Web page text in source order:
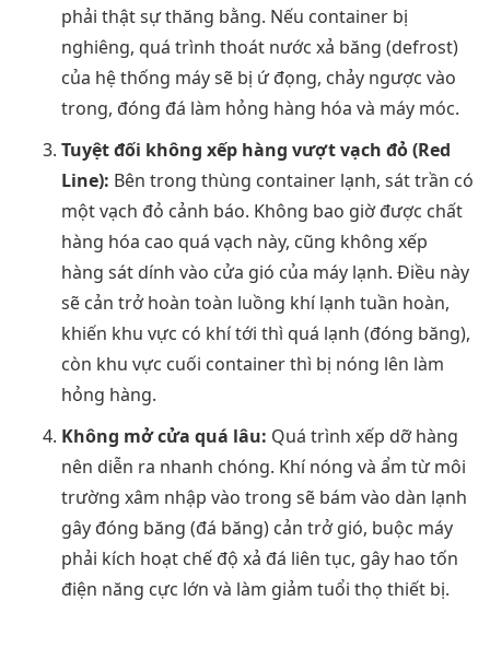
phải thật sự thăng bằng. Nếu container bị
nghiêng, quá trình thoát nước xả băng (defrost)
của hệ thống máy sẽ bị ứ đọng, chảy ngược vào
trong, đóng đá làm hỏng hàng hóa và máy móc.
Tuyệt đối không xếp hàng vượt vạch đỏ (Red
Line): Bên trong thùng container lạnh, sát trần có
một vạch đỏ cảnh báo. Không bao giờ được chất
hàng hóa cao quá vạch này, cũng không xếp
hàng sát dính vào cửa gió của máy lạnh. Điều này
sẽ cản trở hoàn toàn luồng khí lạnh tuần hoàn,
khiến khu vực có khí tới thì quá lạnh (đóng băng),
còn khu vực cuối container thì bị nóng lên làm
hỏng hàng.
Không mở cửa quá lâu: Quá trình xếp dỡ hàng
nên diễn ra nhanh chóng. Khí nóng và ẩm từ môi
trường xâm nhập vào trong sẽ bám vào dàn lạnh
gây đóng băng (đá băng) cản trở gió, buộc máy
phải kích hoạt chế độ xả đá liên tục, gây hao tốn
điện năng cực lớn và làm giảm tuổi thọ thiết bị.